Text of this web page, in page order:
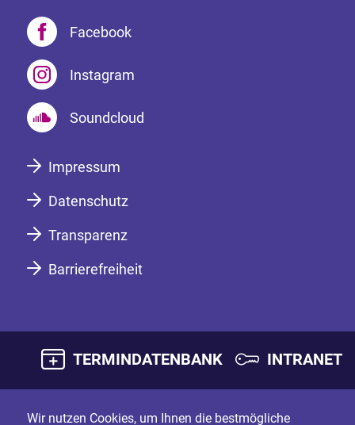
Facebook
Instagram
Soundcloud
Impressum
Datenschutz
Transparenz
Barrierefreiheit
TERMINDATENBANK INTRANET
Wir nutzen Cookies, um Ihnen die bestmögliche